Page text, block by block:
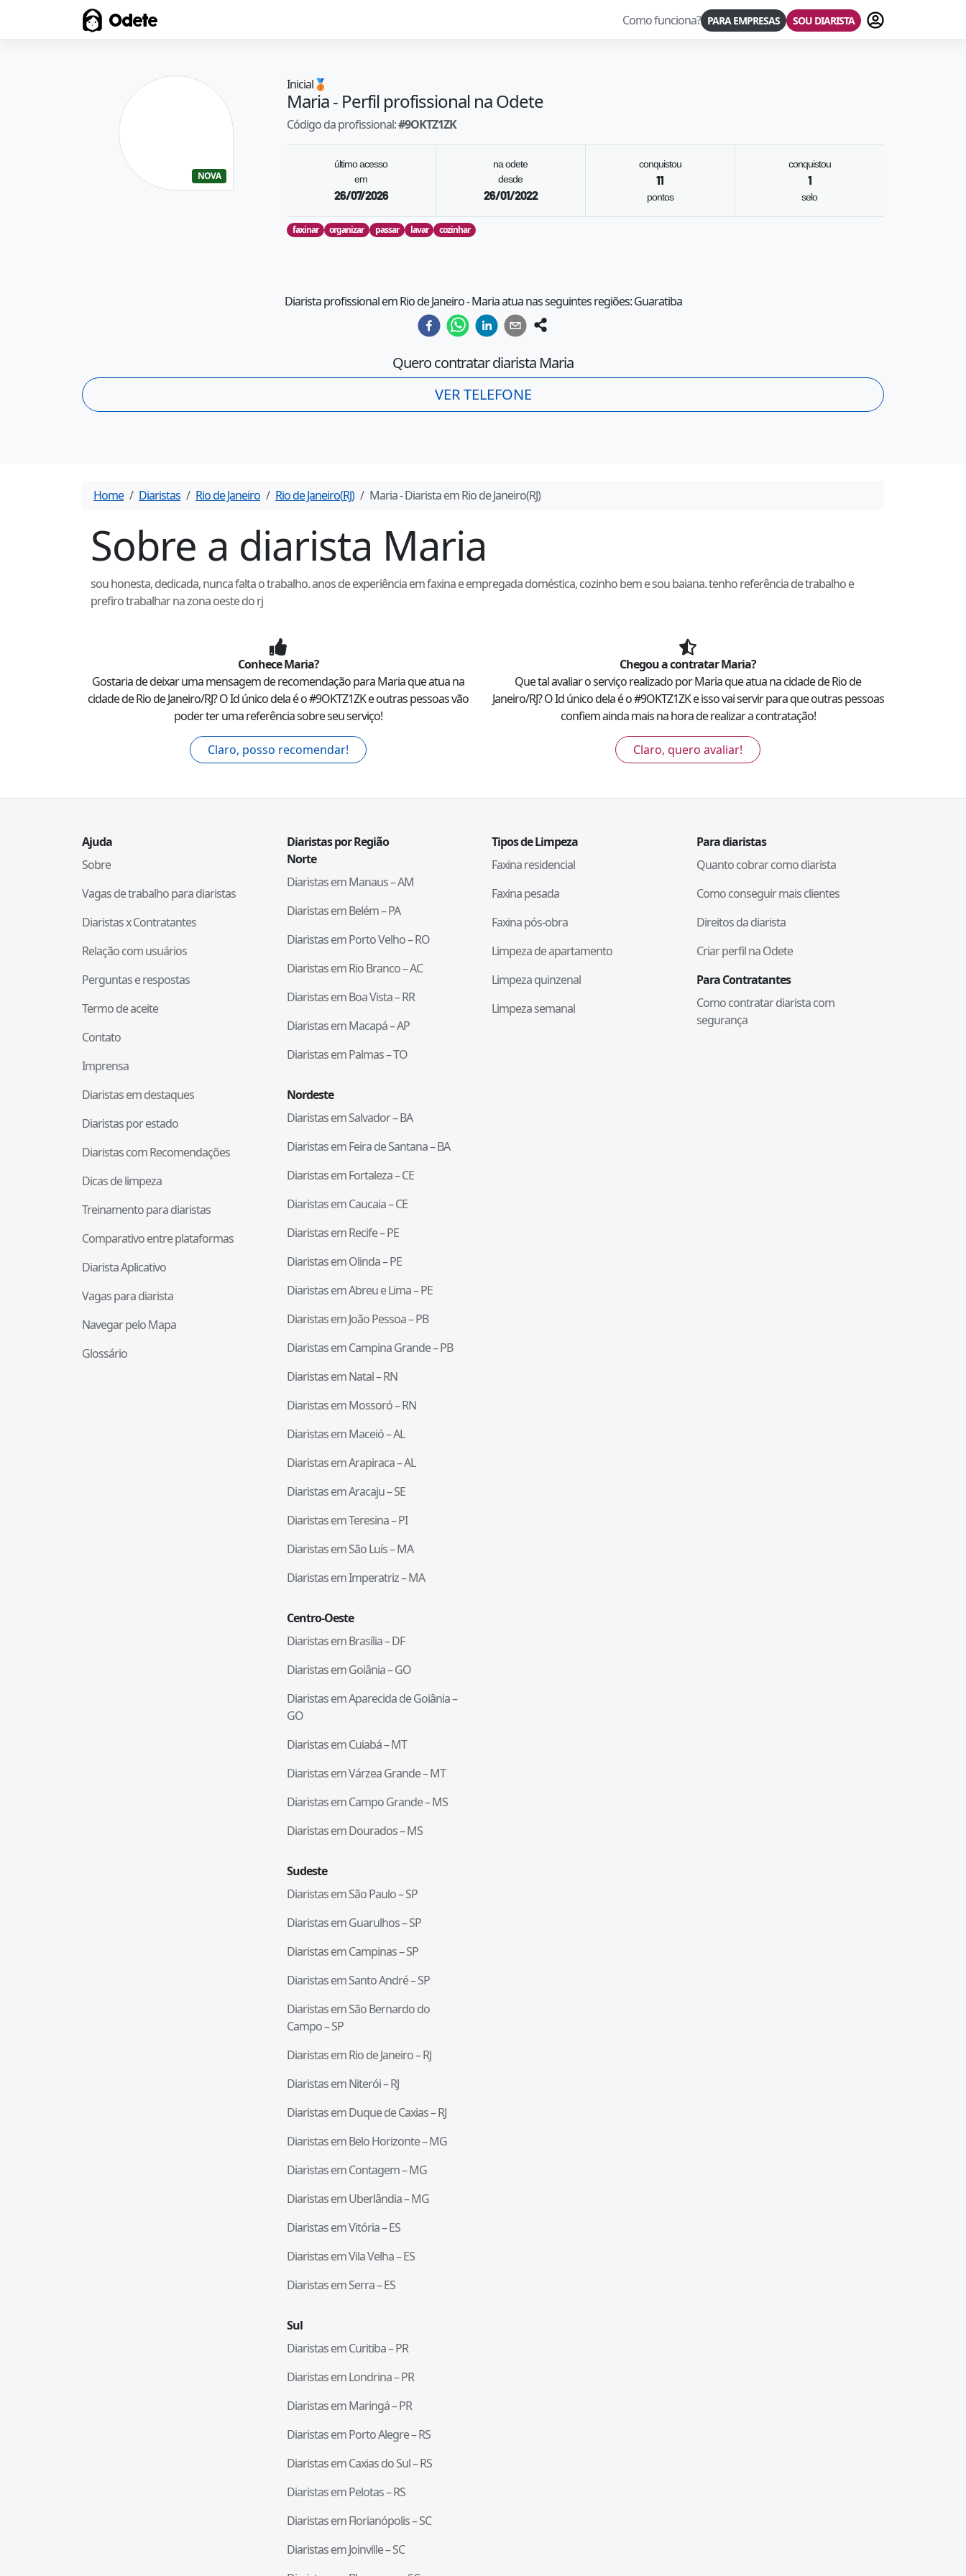
Odete Como funciona? PARA EMPRESAS SOU DIARISTA Fazer login
NOVA
Inicial🥉
Maria- Perfil profissional na Odete
Código da profissional:#9OKTZ1ZK
último acesso
em
26/07/2026
na odete
desde
26/01/2022
conquistou
11
pontos
conquistou
1
selo
faxinar organizar passar lavar cozinhar
Diarista profissional em Rio de Janeiro - Maria atua nas seguintes regiões: Guaratiba
Quero contratar diarista Maria
VER TELEFONE
Home Diaristas Rio de Janeiro Rio de Janeiro(RJ) Maria- Diarista emRio de Janeiro(RJ)
Sobre a diarista Maria
sou honesta, dedicada, nunca falta o trabalho. anos de experiência em faxina e empregada doméstica, cozinho bem e sou baiana. tenho referência de trabalho e
prefiro trabalhar na zona oeste do rj
ConheceMaria?
Gostaria de deixar uma mensagem de recomendação paraMariaque atua na
cidade deRio de Janeiro/RJ? O Id único dela é o #9OKTZ1ZKe outras pessoas vão
poder ter uma referência sobre seu serviço!
Claro, posso recomendar!
Chegou a contratarMaria?
Que tal avaliar o serviço realizado porMariaque atua na cidade deRio de
Janeiro/RJ? O Id único dela é o #9OKTZ1ZKe isso vai servir para que outras pessoas
confiem ainda mais na hora de realizar a contratação!
Claro, quero avaliar!
Ajuda
Sobre
Vagas de trabalho para diaristas
Diaristas x Contratantes
Relação com usuários
Perguntas e respostas
Termo de aceite
Contato
Imprensa
Diaristas em destaques
Diaristas por estado
Diaristas com Recomendações
Dicas de limpeza
Treinamento para diaristas
Comparativo entre plataformas
Diarista Aplicativo
Vagas para diarista
Navegar pelo Mapa
Glossário
Diaristas por Região
Norte
Diaristas emManaus–AM
Diaristas emBelém–PA
Diaristas emPorto Velho–RO
Diaristas emRio Branco–AC
Diaristas emBoa Vista–RR
Diaristas emMacapá–AP
Diaristas emPalmas–TO
Nordeste
Diaristas emSalvador–BA
Diaristas emFeira de Santana–BA
Diaristas emFortaleza–CE
Diaristas emCaucaia–CE
Diaristas emRecife–PE
Diaristas emOlinda–PE
Diaristas emAbreu e Lima–PE
Diaristas emJoão Pessoa–PB
Diaristas emCampina Grande–PB
Diaristas emNatal–RN
Diaristas emMossoró–RN
Diaristas emMaceió–AL
Diaristas emArapiraca–AL
Diaristas emAracaju–SE
Diaristas emTeresina–PI
Diaristas emSão Luís–MA
Diaristas emImperatriz–MA
Centro-Oeste
Diaristas emBrasília–DF
Diaristas emGoiânia–GO
Diaristas emAparecida de Goiânia–
GO
Diaristas emCuiabá–MT
Diaristas emVárzea Grande–MT
Diaristas emCampo Grande–MS
Diaristas emDourados–MS
Sudeste
Diaristas emSão Paulo–SP
Diaristas emGuarulhos–SP
Diaristas emCampinas–SP
Diaristas emSanto André–SP
Diaristas emSão Bernardo do
Campo–SP
Diaristas emRio de Janeiro–RJ
Diaristas emNiterói–RJ
Diaristas emDuque de Caxias–RJ
Diaristas emBelo Horizonte–MG
Diaristas emContagem–MG
Diaristas emUberlândia–MG
Diaristas emVitória–ES
Diaristas emVila Velha–ES
Diaristas emSerra–ES
Sul
Diaristas emCuritiba–PR
Diaristas emLondrina–PR
Diaristas emMaringá–PR
Diaristas emPorto Alegre–RS
Diaristas emCaxias do Sul–RS
Diaristas emPelotas–RS
Diaristas emFlorianópolis–SC
Diaristas emJoinville–SC
Tipos de Limpeza
Faxina residencial
Faxina pesada
Faxina pós-obra
Limpeza de apartamento
Limpeza quinzenal
Limpeza semanal
Para diaristas
Quanto cobrar como diarista
Como conseguir mais clientes
Direitos da diarista
Criar perfil na Odete
Para Contratantes
Como contratar diarista com
segurança